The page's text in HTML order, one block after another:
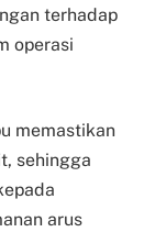
terhadap
operasi
memastikan
sehingga
arus